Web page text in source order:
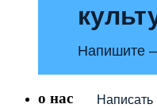
Напишите
Написать
о нас